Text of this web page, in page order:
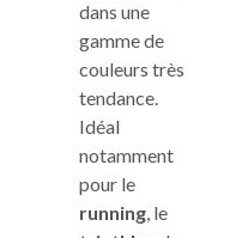
dans une
gamme de
couleurs très
tendance.
Idéal
notamment
pour le
running, le